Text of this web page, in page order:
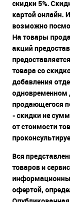
скидки 5%.
картой онлайн.
возможно
На товары
акций
товара со
добавления
одновременном
продающегося
- скидки не
от стоимости
Вся
товаров и
офертой,